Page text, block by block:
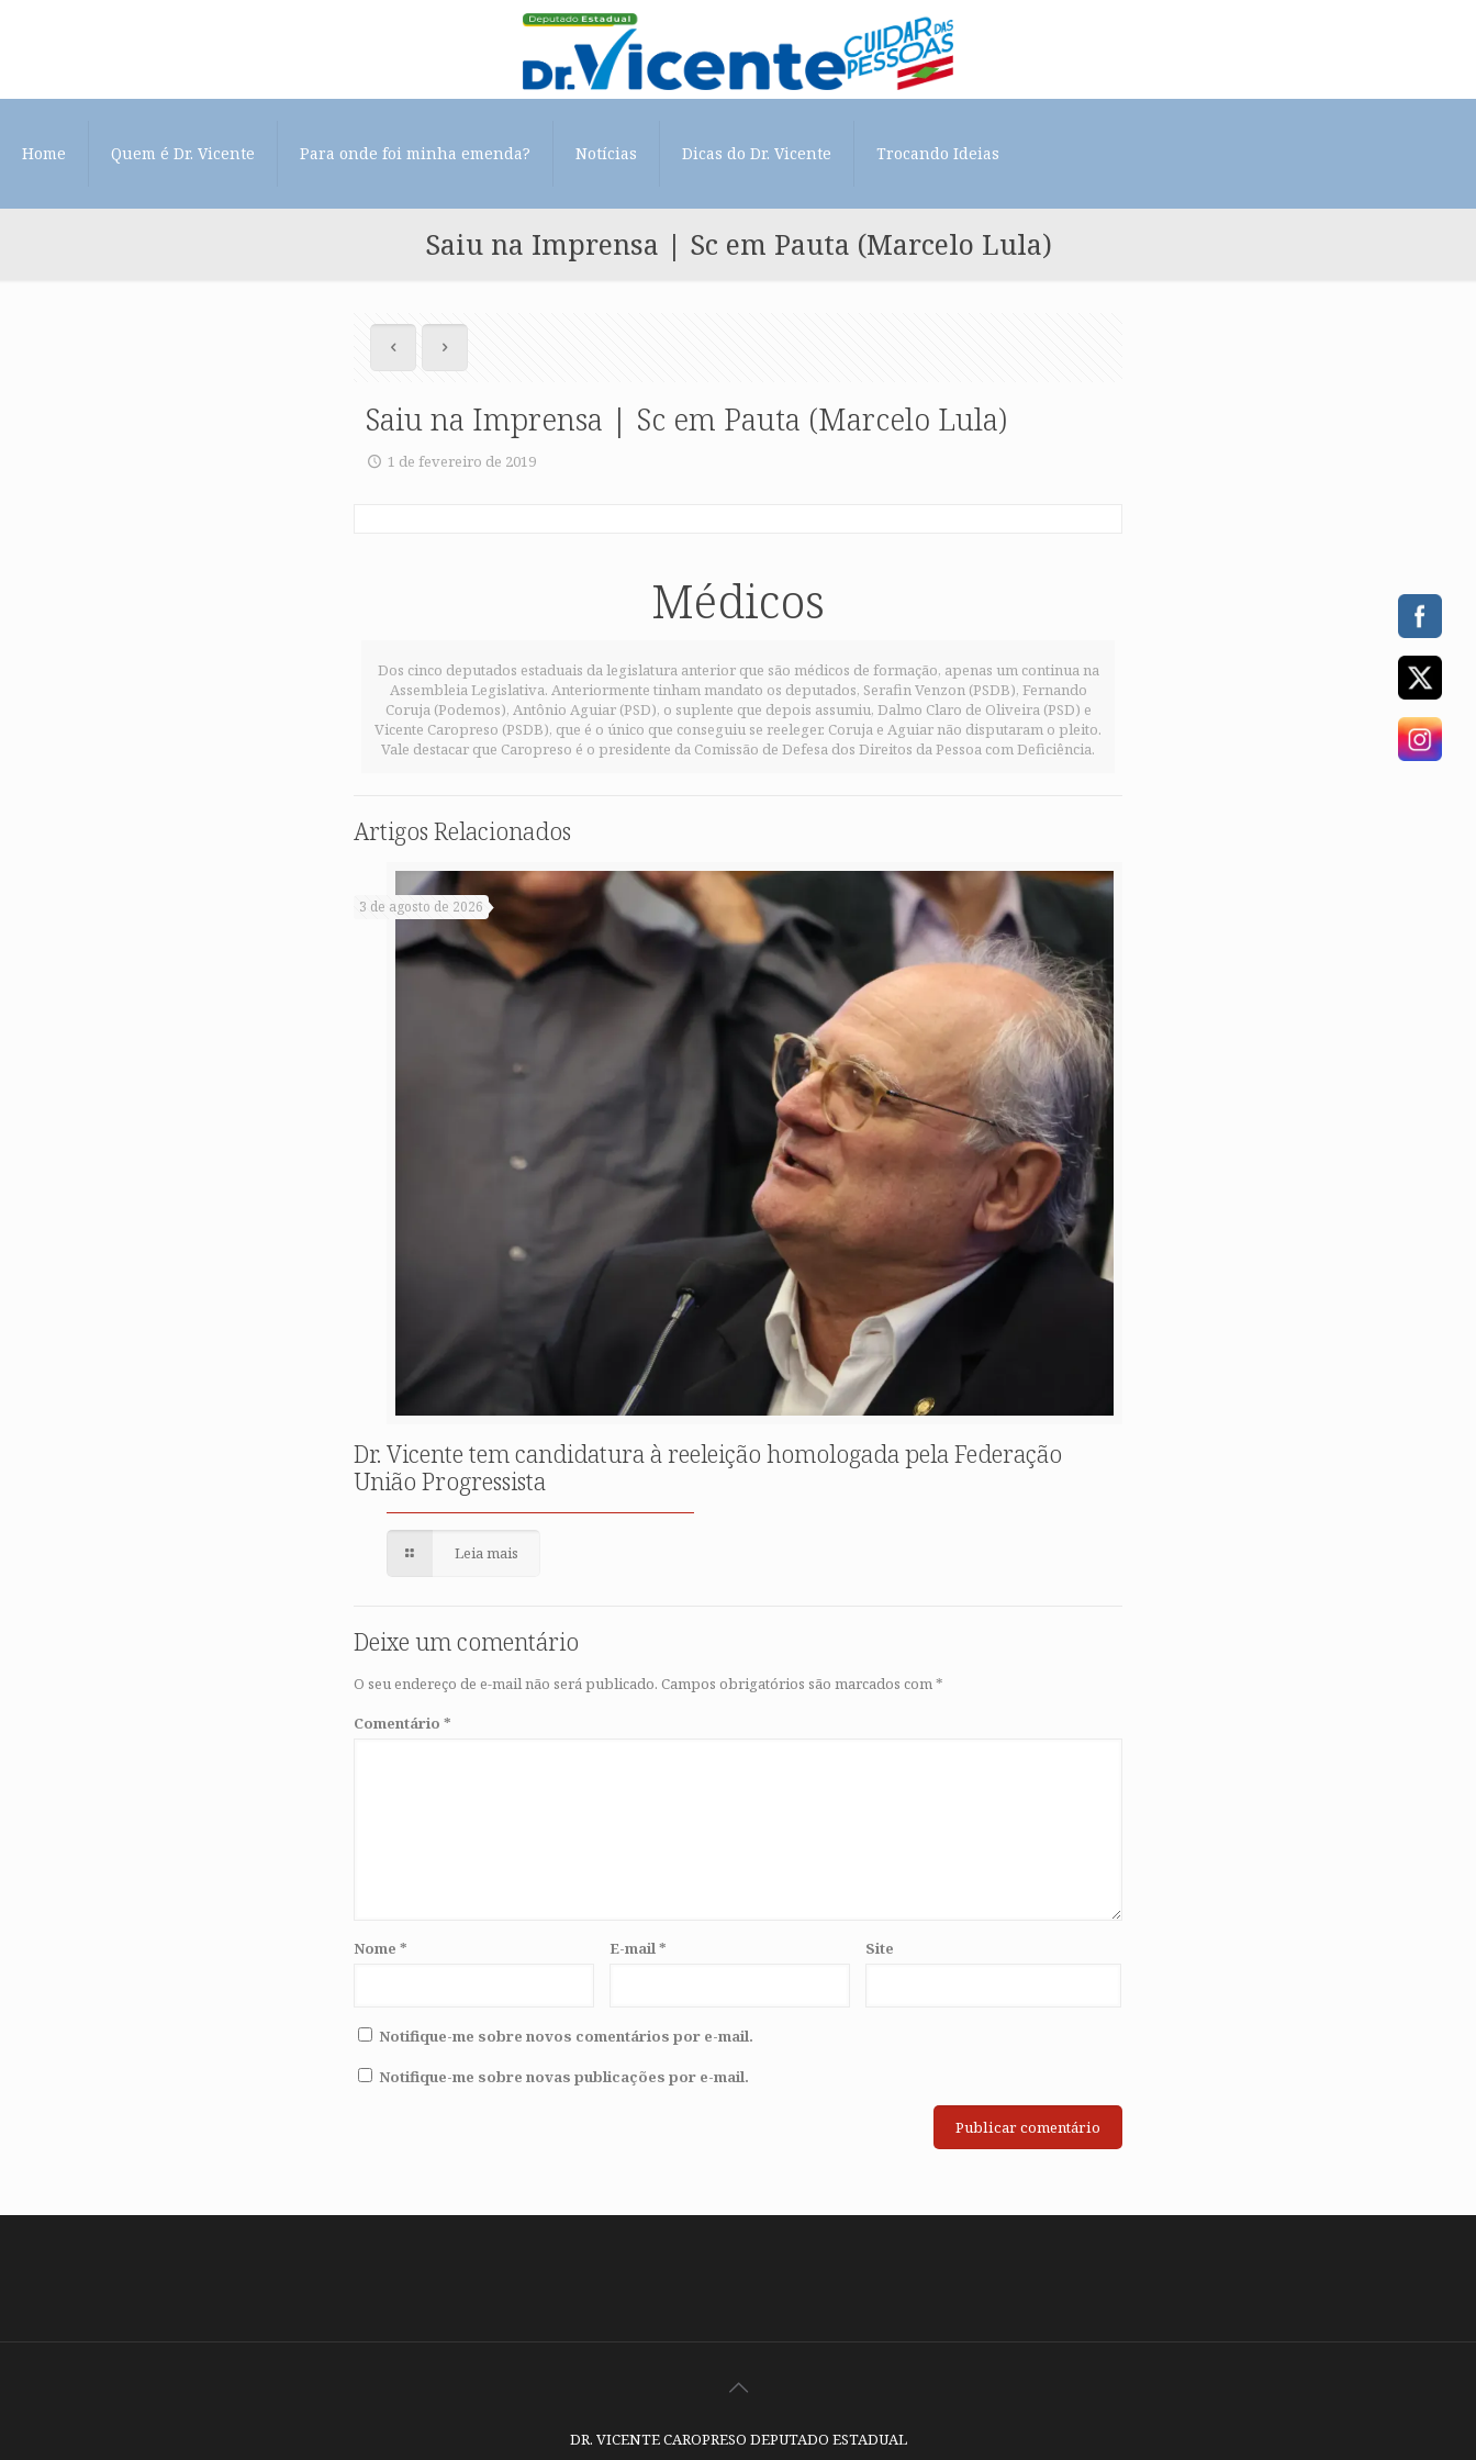
Home Quem é Dr. Vicente Para onde foi minha emenda? Notícias Dicas do Dr. Vicente Trocando Ideias
Saiu na Imprensa | Sc em Pauta (Marcelo Lula)
Saiu na Imprensa | Sc em Pauta (Marcelo Lula)
1 de fevereiro de 2019
Médicos
Dos cinco deputados estaduais da legislatura anterior que são médicos de formação, apenas um continua na
Assembleia Legislativa. Anteriormente tinham mandato os deputados, Serafin Venzon (PSDB), Fernando
Coruja (Podemos), Antônio Aguiar (PSD), o suplente que depois assumiu, Dalmo Claro de Oliveira (PSD) e
Vicente Caropreso (PSDB), que é o único que conseguiu se reeleger. Coruja e Aguiar não disputaram o pleito.
Vale destacar que Caropreso é o presidente da Comissão de Defesa dos Direitos da Pessoa com Deficiência.
Artigos Relacionados
3 de agosto de 2026
Dr. Vicente tem candidatura à reeleição homologada pela Federação
União Progressista
Leia mais
Deixe um comentário
O seu endereço de e-mail não será publicado. Campos obrigatórios são marcados com*
Comentário *
Nome * E-mail* Site
Notifique-me sobre novos comentários por e-mail.
Notifique-me sobre novas publicações por e-mail.
DR. VICENTE CAROPRESO DEPUTADO ESTADUAL